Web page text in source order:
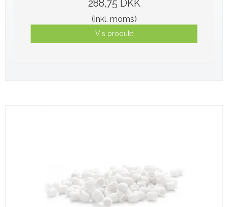
288,75 DKK
(inkl. moms)
Vis produkt